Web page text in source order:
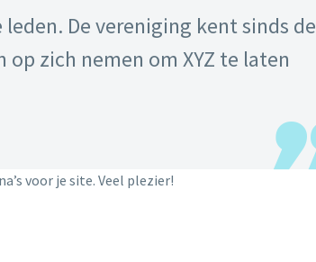
De vereniging kent sinds de
zich nemen om XYZ te laten
voor je site. Veel plezier!